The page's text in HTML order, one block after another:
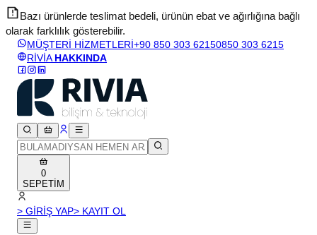
Bazı ürünlerde teslimat bedeli, ürünün ebat ve ağırlığına bağlı
olarak farklılık gösterebilir.
MÜŞTERİ HİZMETLERİ+90 850 303 62150850 303 6215
RİVİA HAKKINDA
0
SEPETİM
> GİRİŞ YAP> KAYIT OL